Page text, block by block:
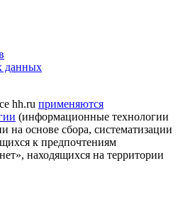
данных
hh.ru применяются
(информационные технологии
на основе сбора, систематизации
к предпочтениям
находящихся на территории